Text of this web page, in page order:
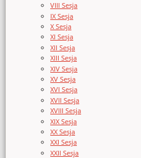
VIII Sesja
IX Sesja
X Sesja
XI Sesja
XII Sesja
XIII Sesja
XIV Sesja
XV Sesja
XVI Sesja
XVII Sesja
XVIII Sesja
XIX Sesja
XX Sesja
XXI Sesja
XXII Sesja